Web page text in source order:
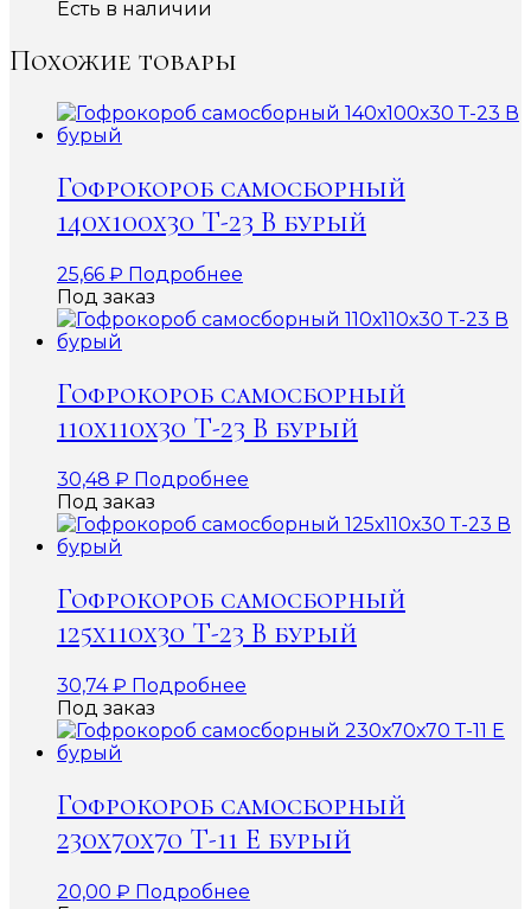
Есть в наличии
Похожие товары
Гофрокороб самосборный
140х100х30 Т-23 В бурый
25,66 ₽ Подробнее
Под заказ
Гофрокороб самосборный
110х110х30 Т-23 В бурый
30,48 ₽ Подробнее
Под заказ
Гофрокороб самосборный
125х110х30 Т-23 В бурый
30,74₽ Подробнее
Под заказ
Гофрокороб самосборный
230х70х70 Т-11 Е бурый
20,00 ₽ Подробнее